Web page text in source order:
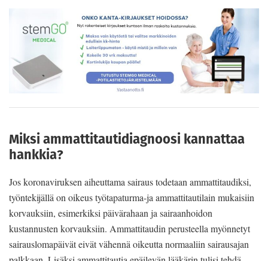
Miksi ammattitautidiagnoosi kannattaa
hankkia?
Jos koronaviruksen aiheuttama sairaus todetaan am­mattitaudiksi,
työntekijällä on oikeus työtapaturma-ja ammattitautilain mukaisiin
korvauksiin, esimerkiksi päivärahaan ja sairaanhoidon
kustannusten korvauk­siin. Ammattitaudin perusteella myönnetyt
sairauslo­mapäivät eivät vähennä oikeutta normaaliin sairaus­ajan